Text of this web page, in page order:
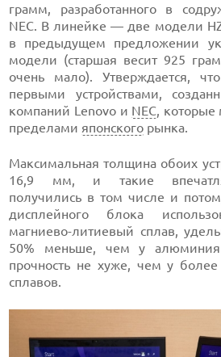
грамм, разработанного в
NEC. В линейке — две модели
в предыдущем предложении
модели (старшая весит 925
очень мало). Утверждается,
первыми устройствами,
компаний Lenovo и NEC ,
пределами японского рынка.
Максимальная толщина обоих
16,9 мм, и такие
получились в том числе и
дисплейного блока
магниево-литиевый сплав,
50% меньше, чем у
прочность не хуже, чем у
сплавов.